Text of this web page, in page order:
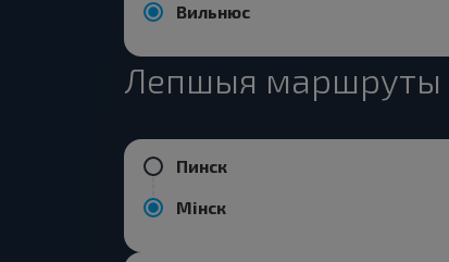
Вильнюс
Лепшыя маршруты
Пинск
Мінск